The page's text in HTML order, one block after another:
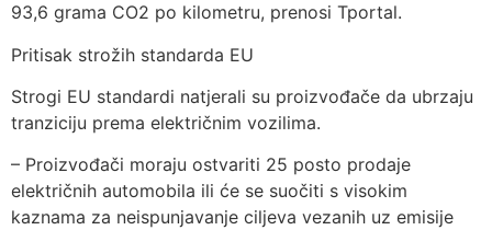
93,6 grama CO2 po kilometru, prenosi Tportal.
Pritisak strožih standarda EU
Strogi EU standardi natjerali su proizvođače da ubrzaju
tranziciju prema električnim vozilima.
– Proizvođači moraju ostvariti 25 posto prodaje
električnih automobila ili će se suočiti s visokim
kaznama za neispunjavanje ciljeva vezanih uz emisije